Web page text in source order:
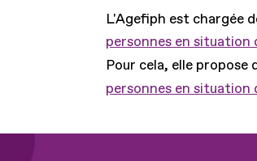
L'Agefiph est chargée
personnes en situation
Pour cela, elle propose
personnes en situation